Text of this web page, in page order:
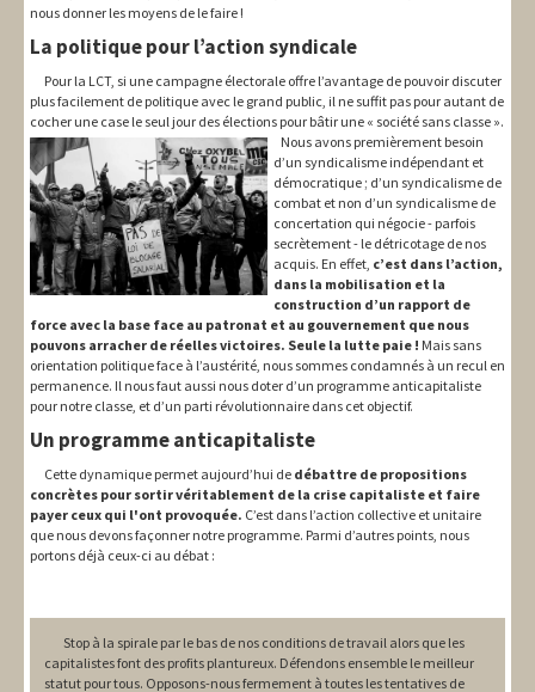
nous donner les moyens de le faire !
La politique pour l’action syndicale
Pour la LCT, si une campagne électorale offre l’avantage de pouvoir discuter
plus facilement de politique avec le grand public, il ne suffit pas pour autant de
cocher une case le seul jour des élections pour bâtir une « société sans classe ».
Nous avons premièrement besoin
d’un syndicalisme indépendant et
démocratique ; d’un syndicalisme de
combat et non d’un syndicalisme de
concertation qui négocie - parfois
secrètement - le détricotage de nos
acquis. En effet, c’est dans l’action,
dans la mobilisation et la
construction d’un rapport de
force avec la base face au patronat et au gouvernement que nous
pouvons arracher de réelles victoires. Seule la lutte paie ! Mais sans
orientation politique face à l’austérité, nous sommes condamnés à un recul en
permanence. Il nous faut aussi nous doter d’un programme anticapitaliste
pour notre classe, et d’un parti révolutionnaire dans cet objectif.
Un programme anticapitaliste
Cette dynamique permet aujourd’hui de débattre de propositions
concrètes pour sortir véritablement de la crise capitaliste et faire
payer ceux qui l'ont provoquée. C’est dans l’action collective et unitaire
que nous devons façonner notre programme. Parmi d’autres points, nous
portons déjà ceux-ci au débat :
Stop à la spirale par le bas de nos conditions de travail alors que les
capitalistes font des profits plantureux. Défendons ensemble le meilleur
statut pour tous. Opposons-nous fermement à toutes les tentatives de